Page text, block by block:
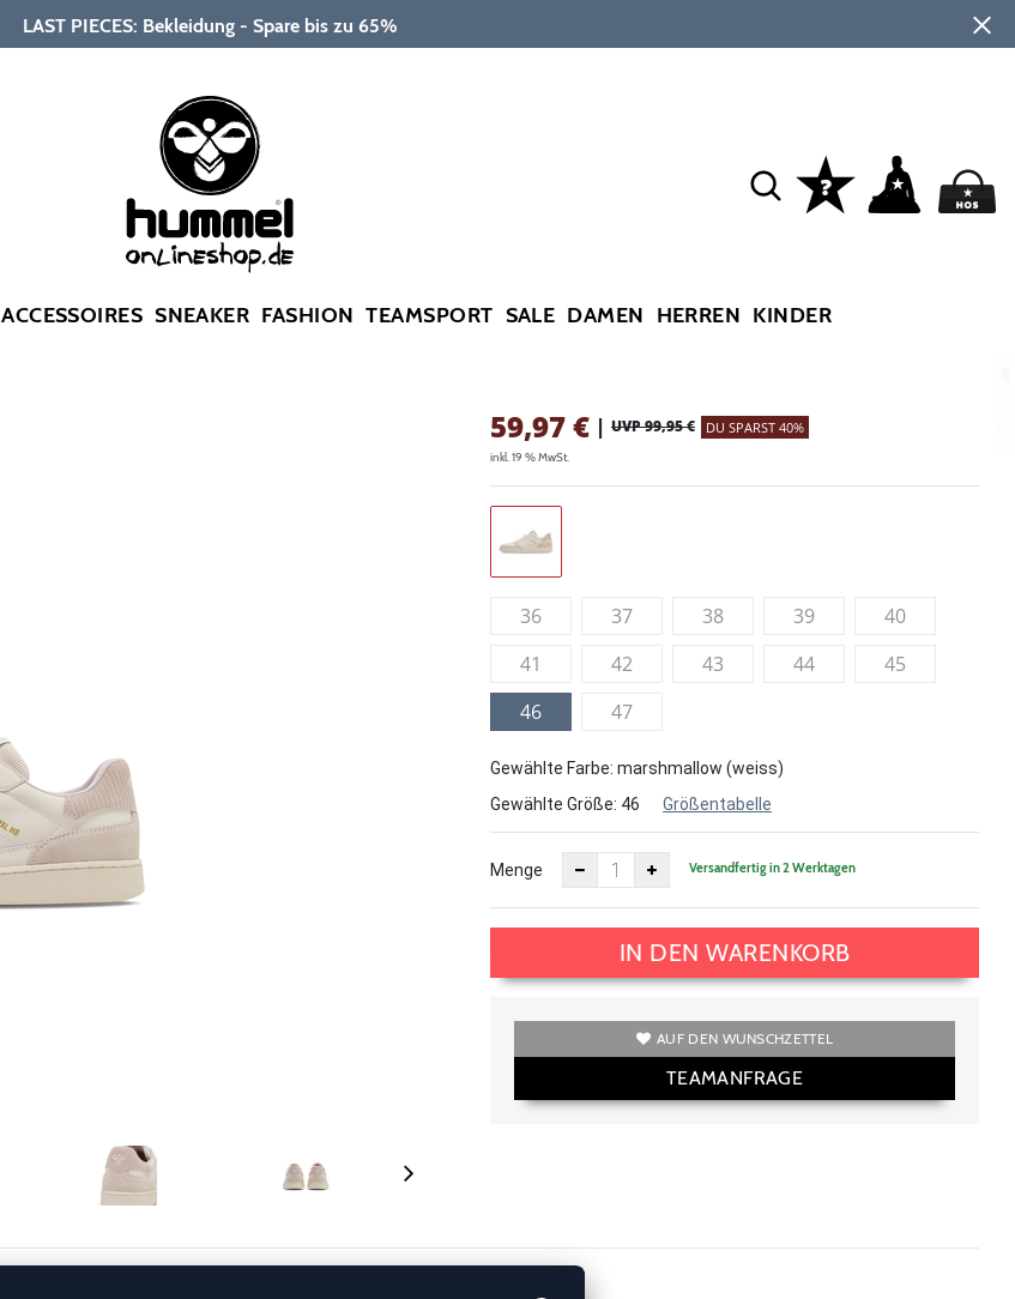
LAST PIECES: Bekleidung - Spare bis zu 65%
ACCESSOIRES SNEAKER FASHION TEAMSPORT SALE DAMEN HERREN KINDER
59,97€ | UVP 99,95 € DU SPARST 40%
inkl. 19 % MwSt.
36 37 38 39
40
41
42 43 44
45
46
47
Gewählte Farbe: marshmallow (weiss)
Gewählte Größe: 46 Größentabelle
Menge Versandfertig in 2 Werktagen
IN DEN WARENKORB
AUF DEN WUNSCHZETTEL
TEAMANFRAGE